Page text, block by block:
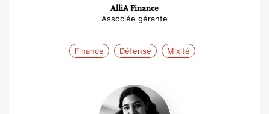
AlliA Finance
Associée gérante
Finance Défense Mixité
Sarah
Pineau